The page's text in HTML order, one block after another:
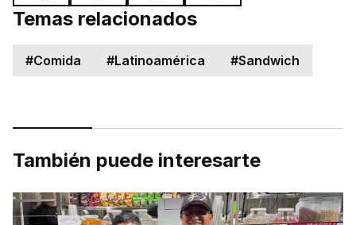
Temas relacionados
#Comida #Latinoamérica #Sandwich
También puede interesarte